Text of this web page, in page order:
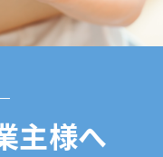
主様へ